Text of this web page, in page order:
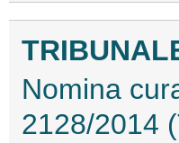
Nomina
2128/2014